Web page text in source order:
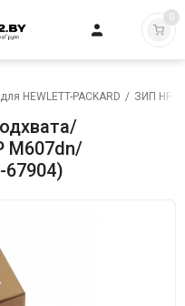
0
HEWLETT-PACKARD / ЗИП HP
M607dn/
67904)